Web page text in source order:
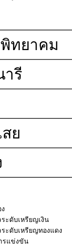
พิทยาคม
ารี
ย
ะดับเหรียญเงิน
ะดับเหรียญทองแดง
รแข่งขัน